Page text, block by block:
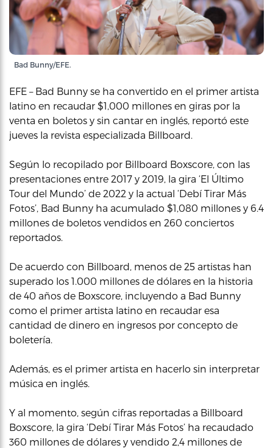
Bad Bunny/EFE.
EFE – Bad Bunny se ha convertido en el primer artista
latino en recaudar $1,000 millones en giras por la
venta en boletos y sin cantar en inglés, reportó este
jueves la revista especializada Billboard.
Según lo recopilado por Billboard Boxscore, con las
presentaciones entre 2017 y 2019, la gira ‘El Último
Tour del Mundo’ de 2022 y la actual ‘Debí Tirar Más
Fotos’, Bad Bunny ha acumulado $1,080 millones y 6.4
millones de boletos vendidos en 260 conciertos
reportados.
De acuerdo con Billboard, menos de 25 artistas han
superado los 1.000 millones de dólares en la historia
de 40 años de Boxscore, incluyendo a Bad Bunny
como el primer artista latino en recaudar esa
cantidad de dinero en ingresos por concepto de
boletería.
Además, es el primer artista en hacerlo sin interpretar
música en inglés.
Y al momento, según cifras reportadas a Billboard
Boxscore, la gira ‘Debí Tirar Más Fotos’ ha recaudado
360 millones de dólares y vendido 2,4 millones de